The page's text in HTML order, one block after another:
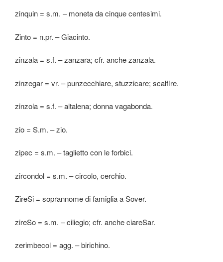
zinquin = s.m. – moneta da cinque centesimi.
Zinto = n.pr. – Giacinto.
zinzala = s.f. – zanzara; cfr. anche zanzala.
zinzegar = vr. – punzecchiare, stuzzicare; scalfire.
zinzola = s.f. – altalena; donna vagabonda.
zio = S.m. – zio.
zipec = s.m. – taglietto con le forbici.
zircondol = s.m. – circolo, cerchio.
ZireSi = soprannome di famiglia a Sover.
zireSo = s.m. – ciliegio; cfr. anche ciareSar.
zerimbecol = agg. – birichino.